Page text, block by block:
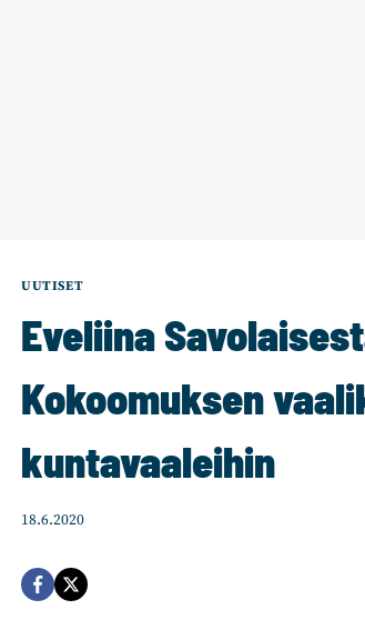
UUTISET
Eveliina
Kokoomuksen
kuntavaaleihin
18.6.2020